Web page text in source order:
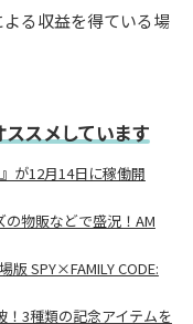
る収益を得ている場
スメしています
が12月14日に稼働開
の物販などで盛況！AM
SPY×FAMILY CODE:
！3種類の記念アイテムを